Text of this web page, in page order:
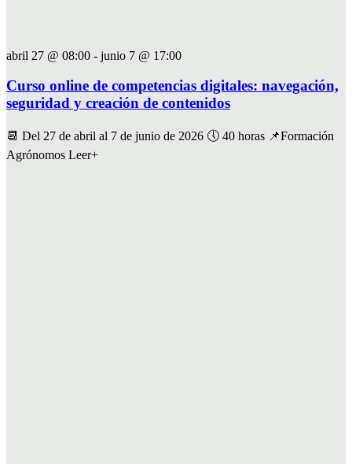
abril 27 @ 08:00 - junio 7 @ 17:00
Curso online de competencias digitales: navegación,
seguridad y creación de contenidos
📆 Del 27 de abril al 7 de junio de 2026 🕔 40 horas 📌Formación
Agrónomos Leer+